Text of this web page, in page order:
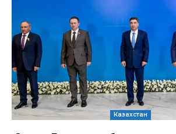
Казахстан